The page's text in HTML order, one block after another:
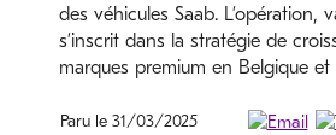
des véhicules Saab. L’opération,
s’inscrit dans la stratégie de
marques premium en Belgique
Paru le 31/03/2025